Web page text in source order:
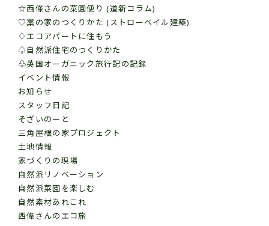
☆西條さんの菜園便り (道新コラム)
♡藁の家のつくりかた (ストローベイル建築)
♢エコアパートに住もう
♤自然派住宅のつくりかた
♧英国オーガニック旅行記の記録
イベント情報
お知らせ
スタッフ日記
そざいのーと
三角屋根の家プロジェクト
土地情報
家づくりの現場
自然派リノベーション
自然派菜園を楽しむ
自然素材あれこれ
西條さんのエコ旅